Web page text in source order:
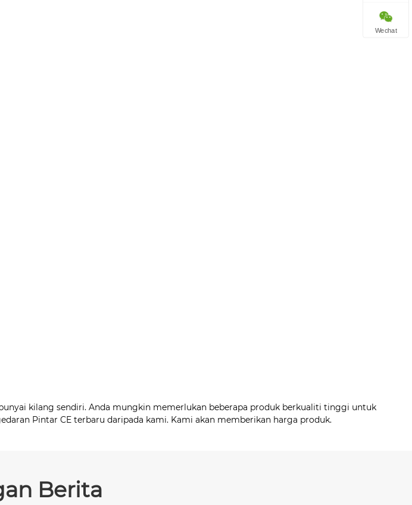
kilang sendiri. Anda mungkin memerlukan beberapa produk berkualiti tinggi untuk
Pintar CE terbaru daripada kami. Kami akan memberikan harga produk.
Berita
Wechat